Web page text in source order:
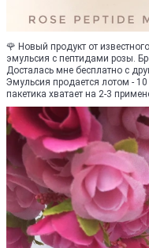
🌹 Новый продукт от
эмульсия с пептидами розы.
Досталась мне бесплатно с
Эмульсия продается лотом -
пакетика хватает на 2-3